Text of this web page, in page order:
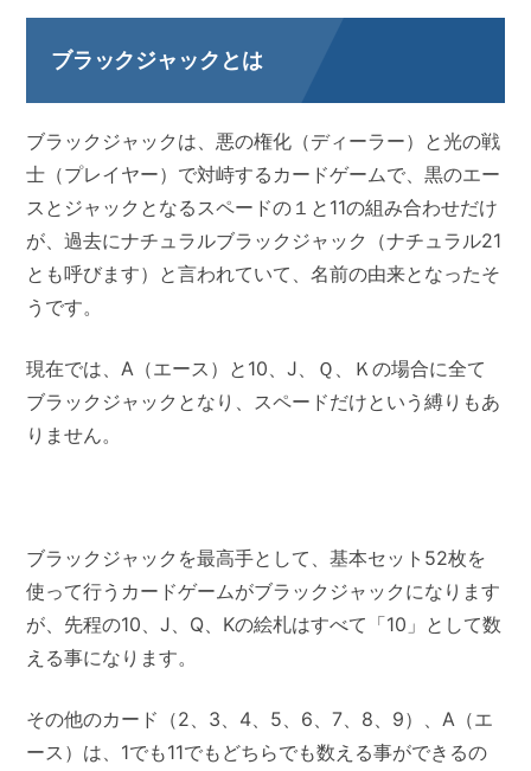
ブラックジャックとは
ブラックジャックは、悪の権化（ディーラー）と光の戦
士（プレイヤー）で対峙するカードゲームで、黒のエー
スとジャックとなるスペードの１と11の組み合わせだけ
が、過去にナチュラルブラックジャック（ナチュラル21
とも呼びます）と言われていて、名前の由来となったそ
うです。
現在では、A（エース）と10、J、Ｑ、Ｋの場合に全て
ブラックジャックとなり、スペードだけという縛りもあ
りません。
ブラックジャックを最高手として、基本セット52枚を
使って行うカードゲームがブラックジャックになります
が、先程の10、J、Q、Kの絵札はすべて「10」として数
える事になります。
その他のカード（2、3、4、5、6、7、8、9）、A（エ
ース）は、1でも11でもどちらでも数える事ができるの